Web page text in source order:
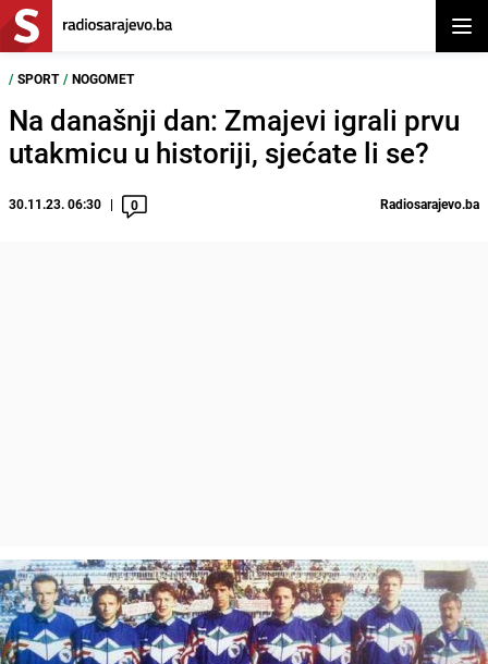
/ SPORT / NOGOMET
Na današnji dan: Zmajevi igrali prvu
utakmicu u historiji, sjećate li se?
30.11.23. 06:30 0 Radiosarajevo.ba